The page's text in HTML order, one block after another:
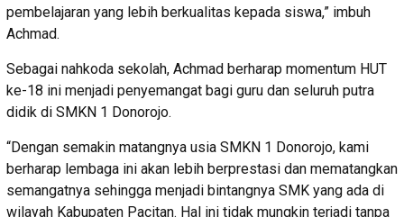
pembelajaran yang lebih berkualitas kepada siswa,” imbuh
Achmad.
Sebagai nahkoda sekolah, Achmad berharap momentum HUT
ke-18 ini menjadi penyemangat bagi guru dan seluruh putra
didik di SMKN 1 Donorojo.
“Dengan semakin matangnya usia SMKN 1 Donorojo, kami
berharap lembaga ini akan lebih berprestasi dan mematangkan
semangatnya sehingga menjadi bintangnya SMK yang ada di
wilayah Kabupaten Pacitan. Hal ini tidak mungkin terjadi tanpa